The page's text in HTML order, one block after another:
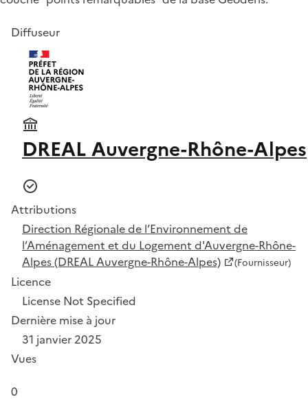
Diffuseur
DREAL Auvergne-Rhône-Alpes
Attributions
Direction Régionale de l’Environnement de
l’Aménagement et du Logement d'Auvergne-Rhône-
Alpes (DREAL Auvergne-Rhône-Alpes)
(Fournisseur)
Licence
License Not Specified
Dernière mise à jour
31 janvier 2025
Vues
0